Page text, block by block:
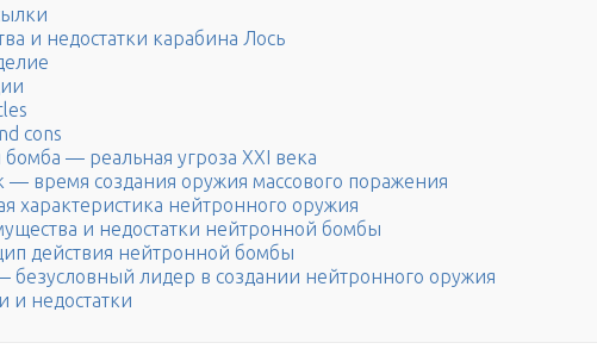
и недостатки карабина Лось
cons
— реальная угроза XXI века
— время создания оружия массового поражения
характеристика нейтронного оружия
и недостатки нейтронной бомбы
действия нейтронной бомбы
лидер в создании нейтронного оружия
и недостатки